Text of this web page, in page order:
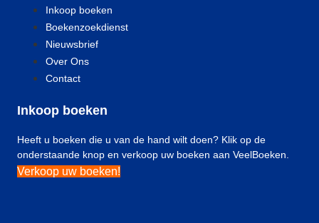
Inkoop boeken
Boekenzoekdienst
Nieuwsbrief
Over Ons
Contact
Inkoop boeken
Heeft u boeken die u van de hand wilt doen? Klik op de
onderstaande knop en verkoop uw boeken aan VeelBoeken.
Verkoop uw boeken!